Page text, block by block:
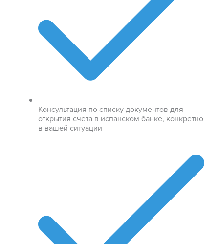
Консультация по списку документов для
открытия счета в испанском банке, конкретно
в вашей ситуации